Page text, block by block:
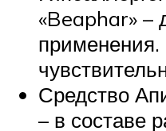
«Beaphar» –
Средство
– в составе